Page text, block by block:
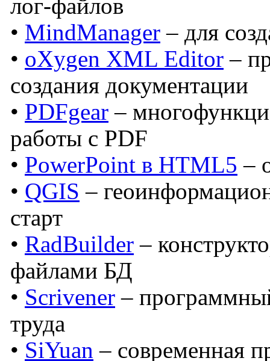
лог-файлов
• MindManager – для
• oXygen XML Editor –
создания документации
• PDFgear –
работы с PDF
• PowerPoint в HTML5 –
• QGIS –
старт
• RadBuilder –
файлами БД
• Scrivener –
труда
• SiYuan – современная